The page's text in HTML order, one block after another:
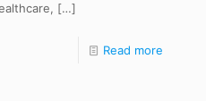
[…]
Read more